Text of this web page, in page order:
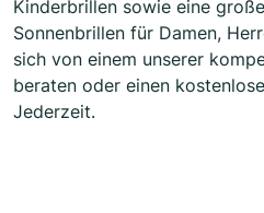
Kinderbrillen sowie eine
Sonnenbrillen für Damen,
sich von einem unserer
beraten oder einen
Jederzeit.